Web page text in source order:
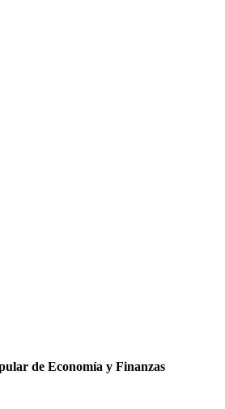
de Economía y Finanzas